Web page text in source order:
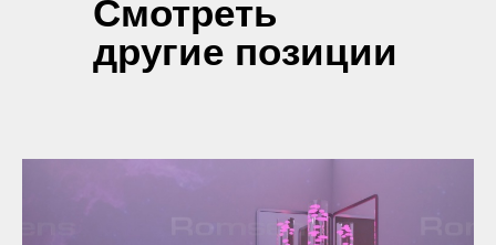
Смотреть
другие позиции